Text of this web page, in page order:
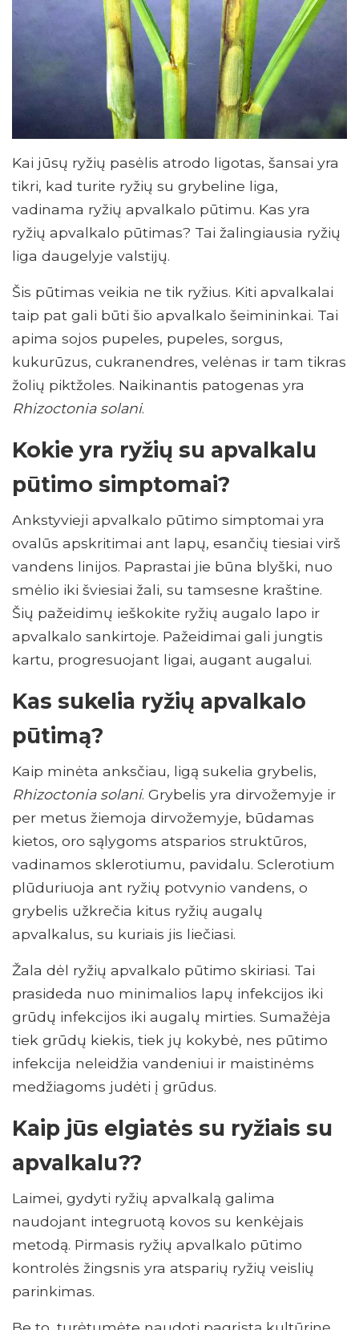
Kai jūsų ryžių pasėlis atrodo ligotas, šansai yra
tikri, kad turite ryžių su grybeline liga,
vadinama ryžių apvalkalo pūtimu. Kas yra
ryžių apvalkalo pūtimas? Tai žalingiausia ryžių
liga daugelyje valstijų.
Šis pūtimas veikia ne tik ryžius. Kiti apvalkalai
taip pat gali būti šio apvalkalo šeimininkai. Tai
apima sojos pupeles, pupeles, sorgus,
kukurūzus, cukranendres, velėnas ir tam tikras
žolių piktžoles. Naikinantis patogenas yra
Rhizoctonia solani.
Kokie yra ryžių su apvalkalu
pūtimo simptomai?
Ankstyvieji apvalkalo pūtimo simptomai yra
ovalūs apskritimai ant lapų, esančių tiesiai virš
vandens linijos. Paprastai jie būna blyški, nuo
smėlio iki šviesiai žali, su tamsesne kraštine.
Šių pažeidimų ieškokite ryžių augalo lapo ir
apvalkalo sankirtoje. Pažeidimai gali jungtis
kartu, progresuojant ligai, augant augalui.
Kas sukelia ryžių apvalkalo
pūtimą?
Kaip minėta anksčiau, ligą sukelia grybelis,
Rhizoctonia solani. Grybelis yra dirvožemyje ir
per metus žiemoja dirvožemyje, būdamas
kietos, oro sąlygoms atsparios struktūros,
vadinamos sklerotiumu, pavidalu. Sclerotium
plūduriuoja ant ryžių potvynio vandens, o
grybelis užkrečia kitus ryžių augalų
apvalkalus, su kuriais jis liečiasi.
Žala dėl ryžių apvalkalo pūtimo skiriasi. Tai
prasideda nuo minimalios lapų infekcijos iki
grūdų infekcijos iki augalų mirties. Sumažėja
tiek grūdų kiekis, tiek jų kokybė, nes pūtimo
infekcija neleidžia vandeniui ir maistinėms
medžiagoms judėti į grūdus.
Kaip jūs elgiatės su ryžiais su
apvalkalu??
Laimei, gydyti ryžių apvalkalą galima
naudojant integruotą kovos su kenkėjais
metodą. Pirmasis ryžių apvalkalo pūtimo
kontrolės žingsnis yra atsparių ryžių veislių
parinkimas.